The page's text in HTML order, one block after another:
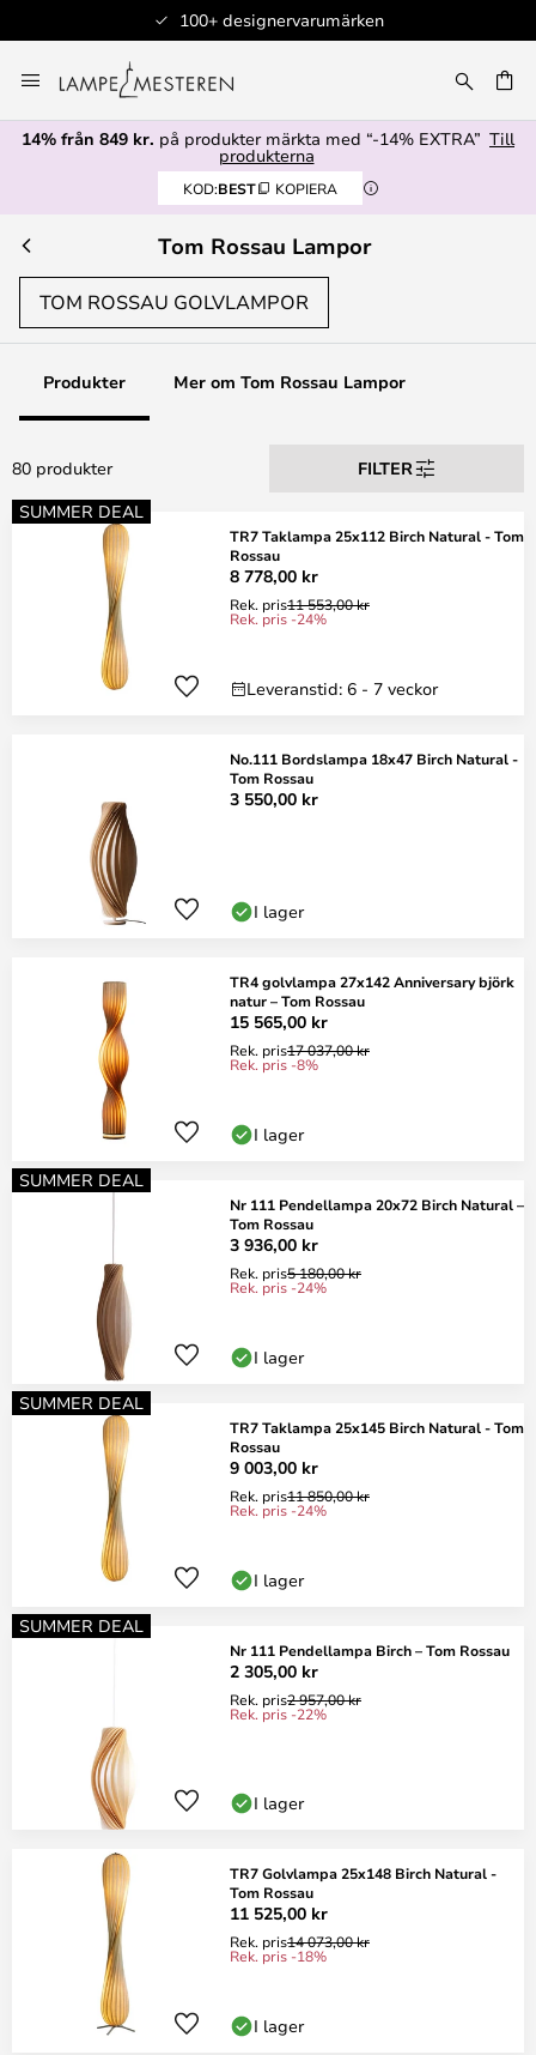
100+ designervarumärken
till
innehållet
14% från 849 kr. på produkter märkta med “-14% EXTRA” Till
produkterna
KOD:BEST KOPIERA
Tom Rossau Lampor
TOM ROSSAU GOLVLAMPOR
Produkter Mer om Tom Rossau Lampor
80 produkter
FILTER
SUMMER DEAL
TR7 Taklampa 25x112 Birch Natural - Tom
Rossau
8 778,00 kr
Rek. pris11 553,00 kr
Rek. pris -24%
Leveranstid: 6 - 7 veckor
No.111 Bordslampa 18x47 Birch Natural -
Tom Rossau
3 550,00 kr
I lager
TR4 golvlampa 27x142 Anniversary björk
natur – Tom Rossau
15 565,00 kr
Rek. pris17 037,00 kr
Rek. pris -8%
I lager
SUMMER DEAL
Nr 111 Pendellampa 20x72 Birch Natural –
Tom Rossau
3 936,00 kr
Rek. pris5 180,00 kr
Rek. pris -24%
I lager
SUMMER DEAL
TR7 Taklampa 25x145 Birch Natural - Tom
Rossau
9 003,00 kr
Rek. pris11 850,00 kr
Rek. pris -24%
I lager
SUMMER DEAL
Nr 111 Pendellampa Birch – Tom Rossau
2 305,00 kr
Rek. pris2 957,00 kr
Rek. pris -22%
I lager
TR7 Golvlampa 25x148 Birch Natural -
Tom Rossau
11 525,00 kr
Rek. pris14 073,00 kr
Rek. pris -18%
I lager